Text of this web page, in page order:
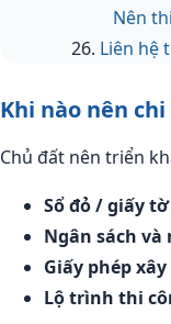
Nên
Liên hệ
Khi nào nên
Chủ đất nên triển
Sổ đỏ / giấy
Ngân sách và
Giấy phép
Lộ trình thi